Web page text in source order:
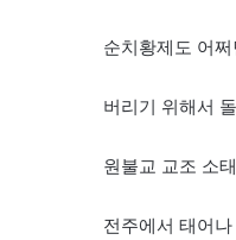
순치황제도 어
버리기 위해서
원불교 교조 소
전주에서 태어